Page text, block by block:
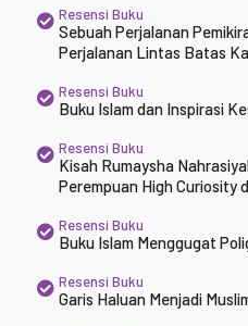
Resensi Buku
Sebuah Perjalanan
Perjalanan Lintas Batas
Resensi Buku
Buku Islam dan Inspirasi
Resensi Buku
Kisah Rumaysha
Perempuan High Curiosity
Resensi Buku
Buku Islam Menggugat
Resensi Buku
Garis Haluan Menjadi